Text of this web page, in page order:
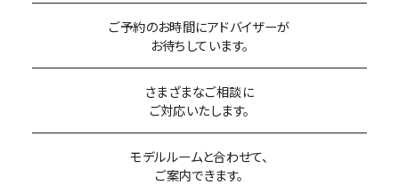
ご予約のお時間にアドバイザーが
お待ちしています。
さまざまなご相談に
ご対応いたします。
モデルルームと合わせて、
ご案内できます。